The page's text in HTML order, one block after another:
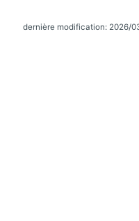
dernière modification: 2026/